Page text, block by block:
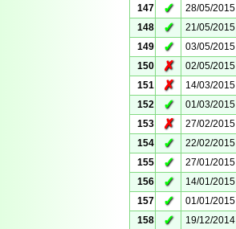
147
✓ 28/05/2015
148
✓ 21/05/2015
149
✓ 03/05/2015
150
✗ 02/05/2015
151
✗ 14/03/2015
152
✓ 01/03/2015
153
✗ 27/02/2015
154
✓ 22/02/2015
155
✓ 27/01/2015
156
✓ 14/01/2015
157
✓ 01/01/2015
158
✓ 19/12/2014